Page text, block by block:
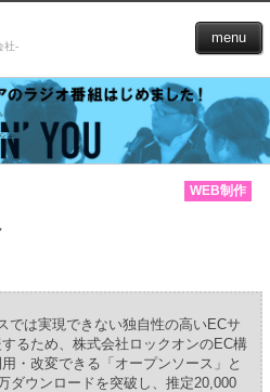
社-
menu
WEB制作
では実現できない独自性の高いECサ
るため、株式会社ロックオンのEC構
・改変できる「オープンソース」と
ダウンロードを突破し、推定20,000